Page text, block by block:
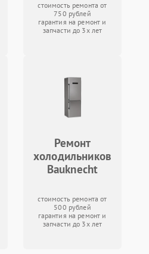
стоимость ремонта от
750 рублей
гарантия на ремонт и
запчасти до 3х лет
Ремонт
холодильников
Bauknecht
стоимость ремонта от
500 рублей
гарантия на ремонт и
запчасти до 3х лет